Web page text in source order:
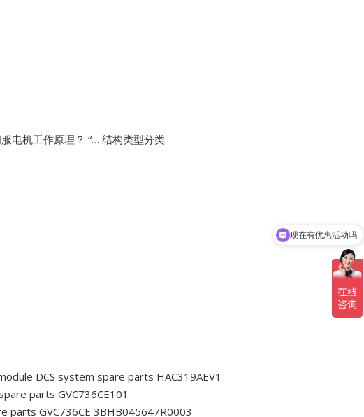
电机工作原理？ “… 结构类型分类
DCS system spare parts HAC319AEV1
parts GVC736CE101
parts GVC736CE 3BHB045647R0003
可以介绍下你们的产品么